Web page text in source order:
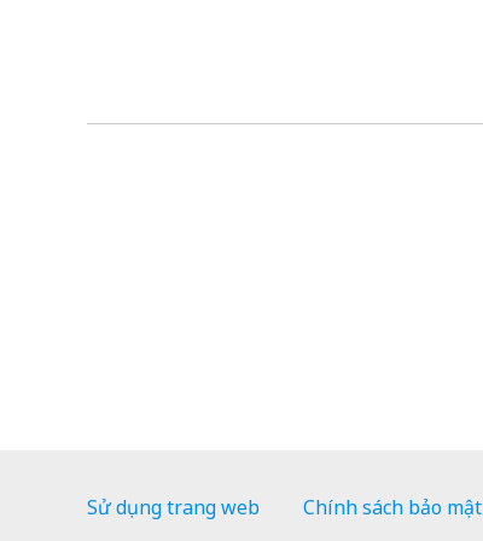
Sử dụng trang web Chính sách bảo mật